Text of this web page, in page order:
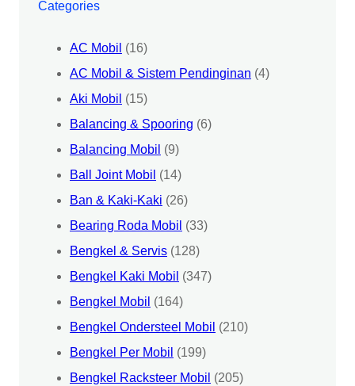
Categories
AC Mobil (16)
AC Mobil & Sistem Pendinginan (4)
Aki Mobil (15)
Balancing & Spooring (6)
Balancing Mobil (9)
Ball Joint Mobil (14)
Ban & Kaki-Kaki (26)
Bearing Roda Mobil (33)
Bengkel & Servis (128)
Bengkel Kaki Mobil (347)
Bengkel Mobil (164)
Bengkel Ondersteel Mobil (210)
Bengkel Per Mobil (199)
Bengkel Racksteer Mobil (205)